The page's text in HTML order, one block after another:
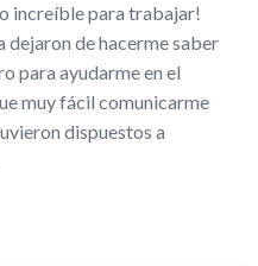
increíble para trabajar!
dejaron de hacerme saber
para ayudarme en el
muy fácil comunicarme
dispuestos a